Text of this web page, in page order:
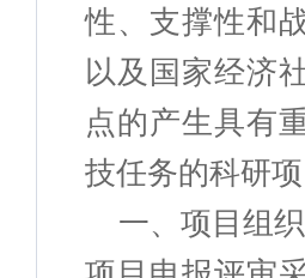
性、支撑性和
以及国家经济
点的产生具有
技任务的科研
一、项目组